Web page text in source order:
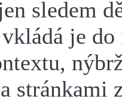
sledem
je do
stránkami